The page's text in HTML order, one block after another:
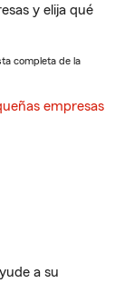
y elija qué
completa de la
empresas
a su